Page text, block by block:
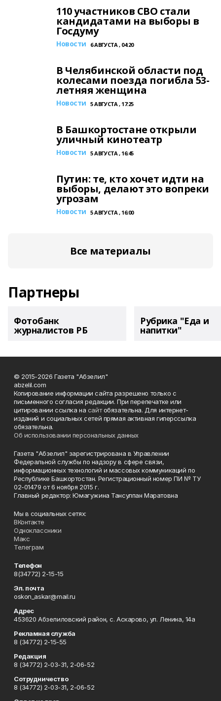
110 участников СВО стали
кандидатами на выборы в
Госдуму
Новости 6 АВГУСТА , 04:20
В Челябинской области под
колесами поезда погибла 53-
летняя женщина
Новости 5 АВГУСТА , 17:25
В Башкортостане открыли
уличный кинотеатр
Новости 5 АВГУСТА , 16:45
Путин: те, кто хочет идти на
выборы, делают это вопреки
угрозам
Новости 5 АВГУСТА , 16:00
Все материалы
Партнеры
Фотобанк
журналистов РБ
Рубрика "Еда и
напитки"
© 2015-2026 Газета "Абзелил"
abzelil.com
Копирование информации сайта разрешено только с
письменного согласия редакции. При перепечатке или
цитировании ссылка на сайтобязательна. Для интернет-
изданий и социальных сетей прямая активная гиперссылка
обязательна.
Об использовании персональных данных
Газета "Абзелил" зарегистрирована в Управлении
Федеральной службы по надзору в сфере связи,
информационных технологий и массовых коммуникаций по
Республике Башкортостан. Регистрационный номер ПИ № ТУ
02-01479 от 6 ноября 2015 г.
Главный редактор: Юмагужина Тансулпан Маратовна
Мы в социальных сетях:
ВКонтакте
Одноклассники
Макс
Телеграм
Телефон
8(34772) 2-15-15
Эл. почта
oskon_askar@mail.ru
Адрес
453620 Абзелиловский район, с. Аскарово, ул. Ленина, 14а
Рекламная служба
8 (34772) 2-15-55
Редакция
8 (34772) 2-03-31, 2-06-52
Сотрудничество
8 (34772) 2-03-31, 2-06-52